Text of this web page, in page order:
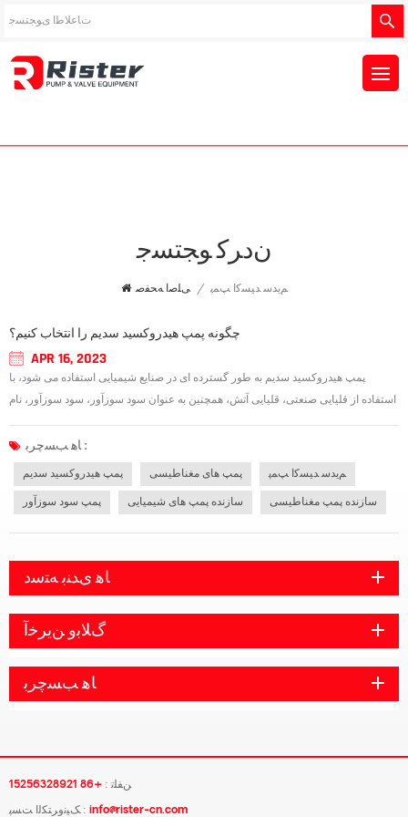
ﻥﺩﺮﮐ ﻮﺠﺘﺴﺟ
ﯽﻠﺻﺍ ﻪﺤﻔﺻ / ﻢﯾﺪﺳ ﺪﯿﺴﮐﺍ ﭗﻤﭘ
چگونه پمپ هیدروکسید سدیم را انتخاب کنیم؟
APR 16, 2023
پمپ هیدروکسید سدیم به طور گسترده ای در صنایع شیمیایی استفاده می شود، با
استفاده از قلیایی صنعتی، قلیایی آتش، همچنین به عنوان سود سوزآور، سود سوزآور، نام
ﺎﻫ ﺐﺴﭼﺮﺑ :
پمپ هیدروکسید سدیم پمپ های مغناطیسی ﻢﯾﺪﺳ ﺪﯿﺴﮐﺍ ﭗﻤﭘ
پمپ سود سوزآور سازنده پمپ های شیمیایی سازنده پمپ مغناطیسی
ﺎﻫ ﯼﺪﻨﺑ ﻪﺘﺳﺩ
ﮒﻼ ﺑﻭ ﻦﯾﺮﺧﺁ
ﺎﻫ ﺐﺴﭼﺮﺑ
ﻦﻔﻠﺗ : +86 15256328921
ﮏﯿﻧﻭﺮﺘﮑﻟﺍ ﺖﺴﭘ : info@rister-cn.com